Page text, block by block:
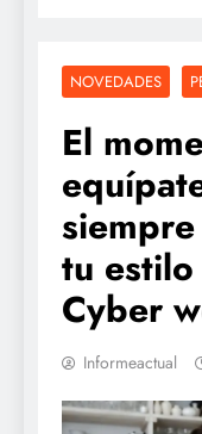
NOVEDADES
El
tu
Cyber
Informeactual